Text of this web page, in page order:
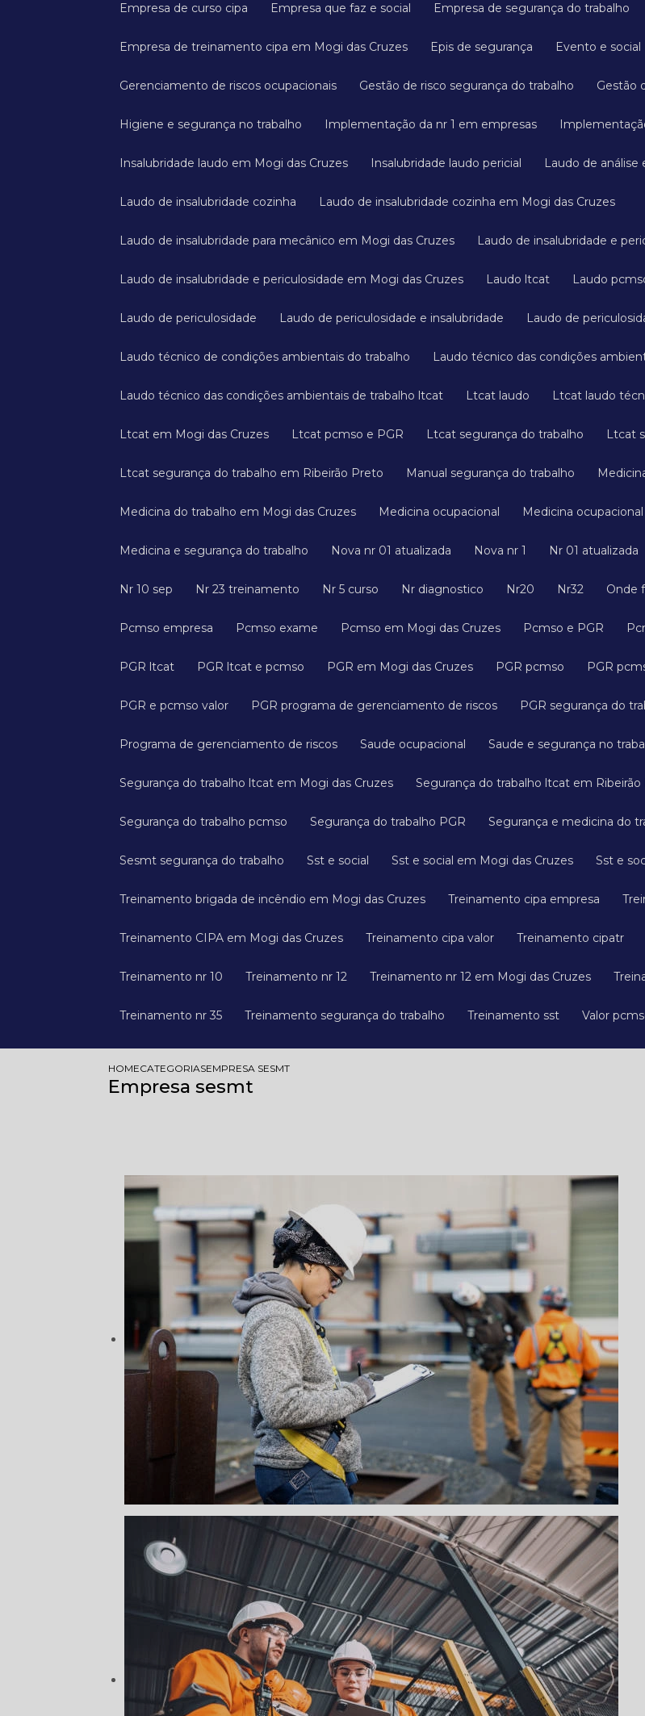
Empresa de curso cipa Empresa que faz e social Empresa de segurança do trabalho
Empresa de treinamento cipa em Mogi das Cruzes Epis de segurança Evento e social
Gerenciamento de riscos ocupacionais Gestão de risco segurança do trabalho
Higiene e segurança no trabalho Implementação da nr 1 em empresas
Insalubridade laudo em Mogi das Cruzes Insalubridade laudo pericial Laudo de
Laudo de insalubridade cozinha Laudo de insalubridade cozinha em Mogi das Cruzes
Laudo de insalubridade para mecânico em Mogi das Cruzes Laudo de insalubridade e
Laudo de insalubridade e periculosidade em Mogi das Cruzes Laudo ltcat Laudo
Laudo de periculosidade Laudo de periculosidade e insalubridade Laudo de
Laudo técnico de condições ambientais do trabalho Laudo técnico das condições
Laudo técnico das condições ambientais de trabalho ltcat Ltcat laudo Ltcat laudo
Ltcat em Mogi das Cruzes Ltcat pcmso e PGR Ltcat segurança do trabalho Ltcat
Ltcat segurança do trabalho em Ribeirão Preto Manual segurança do trabalho
Medicina do trabalho em Mogi das Cruzes Medicina ocupacional Medicina
Medicina e segurança do trabalho Nova nr 01 atualizada Nova nr 1 Nr 01 atualizada
Nr 10 sep Nr 23 treinamento Nr 5 curso Nr diagnostico Nr20 Nr32
Pcmso empresa Pcmso exame Pcmso em Mogi das Cruzes Pcmso e PGR
PGR ltcat PGR ltcat e pcmso PGR em Mogi das Cruzes PGR pcmso PGR
PGR e pcmso valor PGR programa de gerenciamento de riscos PGR segurança do
Programa de gerenciamento de riscos Saude ocupacional Saude e segurança no
Segurança do trabalho ltcat em Mogi das Cruzes Segurança do trabalho ltcat em
Segurança do trabalho pcmso Segurança do trabalho PGR Segurança e medicina do
Sesmt segurança do trabalho Sst e social Sst e social em Mogi das Cruzes Sst e
Treinamento brigada de incêndio em Mogi das Cruzes Treinamento cipa empresa
Treinamento CIPA em Mogi das Cruzes Treinamento cipa valor Treinamento cipatr
Treinamento nr 10 Treinamento nr 12 Treinamento nr 12 em Mogi das Cruzes
Treinamento nr 35 Treinamento segurança do trabalho Treinamento sst Valor
HOMECATEGORIASEMPRESA SESMT
Empresa sesmt